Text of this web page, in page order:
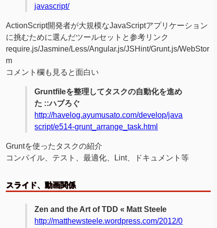
javascript/
ActionScript開発者が大規模なJavaScriptアプリケーション
に挑むために選んだツールセットと参考リンク
require.js/Jasmine/Less/Angular.js/JSHint/Grunt.js/WebStor
m
コメント欄も見ると面白い
Gruntfileを整理してタスクの自動化を進め
た ::ハブろぐ
http://havelog.ayumusato.com/develop/java
script/e514-grunt_arrange_task.html
Gruntを使ったタスクの紹介
コンパイル、テスト、最適化、Lint、ドキュメント等
スライド、動画関係
Zen and the Art of TDD « Matt Steele
http://matthewsteele.wordpress.com/2012/0